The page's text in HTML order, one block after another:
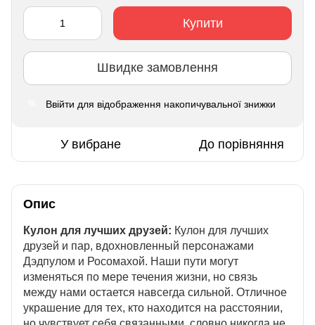
Купити
Швидке замовлення
Ввійти для відображення накопичувальної знижки
У вибране До порівняння
Опис
Кулон для лучших друзей: Кулон для лучших
друзей и пар, вдохновленный персонажами
Дэдпулом и Росомахой. Наши пути могут
изменяться по мере течения жизни, но связь
между нами остается навсегда сильной. Отличное
украшение для тех, кто находится на расстоянии,